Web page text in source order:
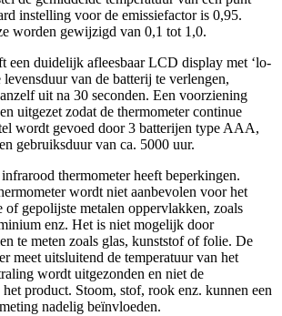
instelling voor de emissiefactor is 0,95.
worden gewijzigd van 0,1 tot 1,0.
een duidelijk afleesbaar LCD display met ‘lo-
levensduur van de batterij te verlengen,
uit na 30 seconden. Een voorziening
uitgezet zodat de thermometer continue
wordt gevoed door 3 batterijen type AAA,
gebruiksduur van ca. 5000 uur.
thermometer heeft beperkingen.
wordt niet aanbevolen voor het
of gepolijste metalen oppervlakken, zoals
enz. Het is niet mogelijk door
te meten zoals glas, kunststof of folie. De
meet uitsluitend de temperatuur van het
wordt uitgezonden en niet de
product. Stoom, stof, rook enz. kunnen een
nadelig beïnvloeden.